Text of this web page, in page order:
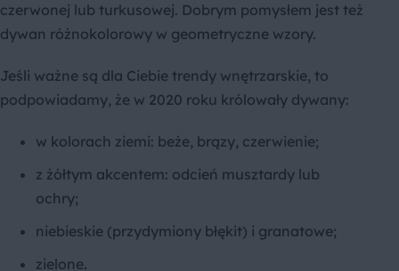
czerwonej lub turkusowej. Dobrym pomysłem jest też
dywan różnokolorowy w geometryczne wzory.
Jeśli ważne są dla Ciebie trendy wnętrzarskie, to
podpowiadamy, że w 2020 roku królowały dywany:
w kolorach ziemi: beże, brązy, czerwienie;
z żółtym akcentem: odcień musztardy lub
ochry;
niebieskie (przydymiony błękit) i granatowe;
zielone.